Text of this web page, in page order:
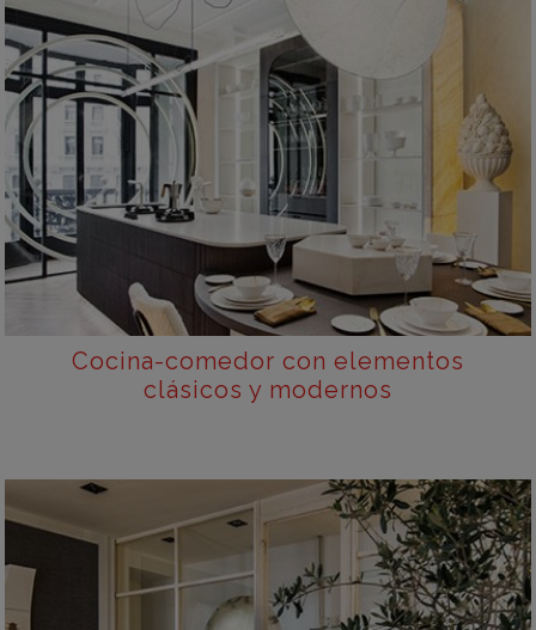
Cocina-comedor con elementos
clásicos y modernos